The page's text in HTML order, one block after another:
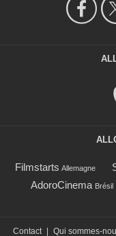
Filmstarts Allemagne
AdoroCinema Brésil
Contact Qui sommes-